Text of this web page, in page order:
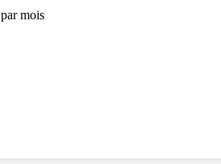
par mois